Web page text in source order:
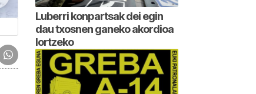
Luberri konpartsak dei egin
dau txosnen ganeko akordioa
lortzeko